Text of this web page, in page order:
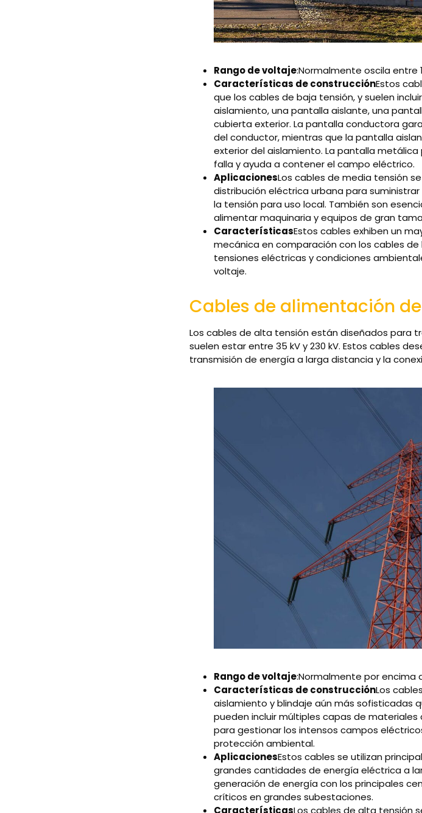
Rango de voltaje:Normalmente oscila entre
Características de construcciónEstos
que los cables de baja tensión, y suelen
aislamiento, una pantalla aislante, una
cubierta exterior. La pantalla conductora
del conductor, mientras que la pantalla
exterior del aislamiento. La pantalla
falla y ayuda a contener el campo eléctrico.
AplicacionesLos cables de media tensión
distribución eléctrica urbana para
la tensión para uso local. También son
alimentar maquinaria y equipos de gran
CaracterísticasEstos cables exhiben un
mecánica en comparación con los cables
tensiones eléctricas y condiciones
voltaje.
Cables de alimentación
Los cables de alta tensión están diseñados para
suelen estar entre 35 kV y 230 kV. Estos cables
transmisión de energía a larga distancia y la
Rango de voltaje:Normalmente por encima
Características de construcciónLos
aislamiento y blindaje aún más sofisticadas
pueden incluir múltiples capas de
para gestionar los intensos campos
protección ambiental.
AplicacionesEstos cables se utilizan
grandes cantidades de energía eléctrica a
generación de energía con los principales
críticos en grandes subestaciones.
CaracterísticasLos cables de alta tensión